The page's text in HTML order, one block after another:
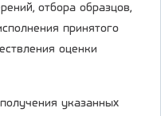
отбора образцов,
принятого
оценки
указанных